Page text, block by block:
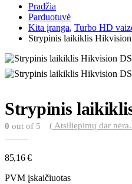
Pradžia
Parduotuvė
Kita įranga, Turbo HD
Strypinis laikiklis
Strypinis
0 out of 5 ( Atsiliepimų dar
85,16€
PVM įskaičiuotas